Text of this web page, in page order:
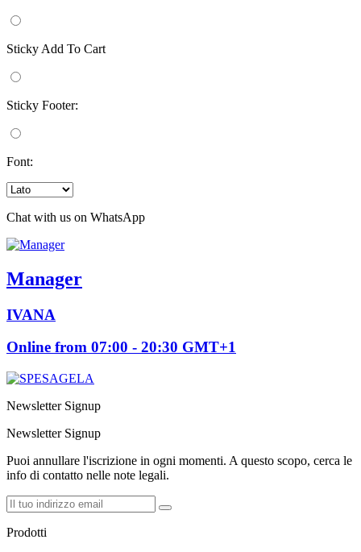
Sticky Add To Cart
Sticky Footer:
Font:
Chat with us on WhatsApp
Manager
IVANA
Online from 07:00 - 20:30 GMT+1
Newsletter Signup
Newsletter Signup
Puoi annullare l'iscrizione in ogni momenti. A questo scopo, cerca le
info di contatto nelle note legali.
Prodotti